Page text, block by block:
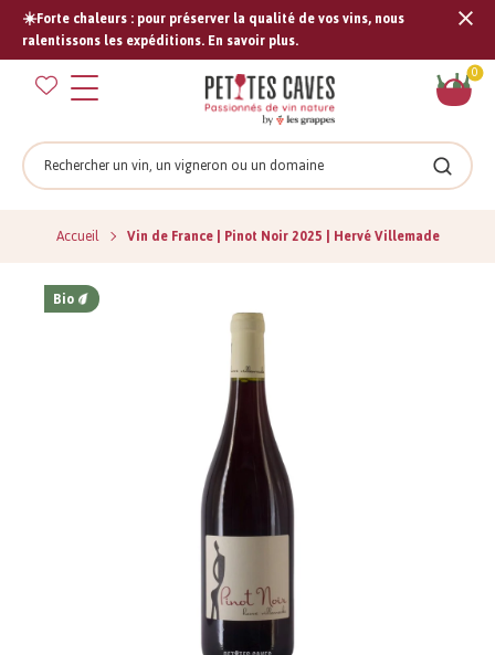
☀️Forte chaleurs : pour préserver la qualité de vos vins, nous
ralentissons les expéditions. En savoir plus.
0
Rechercher
Accueil Vin de France | Pinot Noir 2025 | Hervé Villemade
Bio